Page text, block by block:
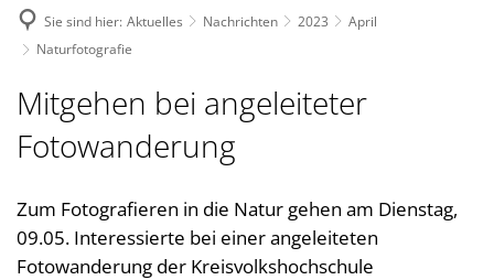
Abteilungen
Standorte
Downloads
Behindertenbeauftragte
Gleichstellung im Landkreis
3. Kreisbeigeordneter
Wahlen
Kreiskarte
Verbands- und
Kreishandbuch
Sie sind hier: Aktuelles Nachrichten 2023
April
Naturfotografie
Mitgehen bei angeleiteter
Fotowanderung
Zum Fotografieren in die Natur gehen am Dienstag,
09.05. Interessierte bei einer angeleiteten
Fotowanderung der Kreisvolkshochschule